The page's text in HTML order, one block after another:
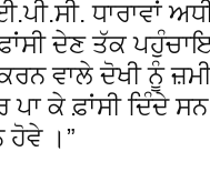
ਧਾਰਾਵਾਂ
ਦੇਣ ਤੱਕ
ਵਾਲੇ ਦੋਖੀ ਨੂੰ
ਪਾ ਕੇ ਫ਼ਾਂਸੀ
ਹੋਵੇ ।”